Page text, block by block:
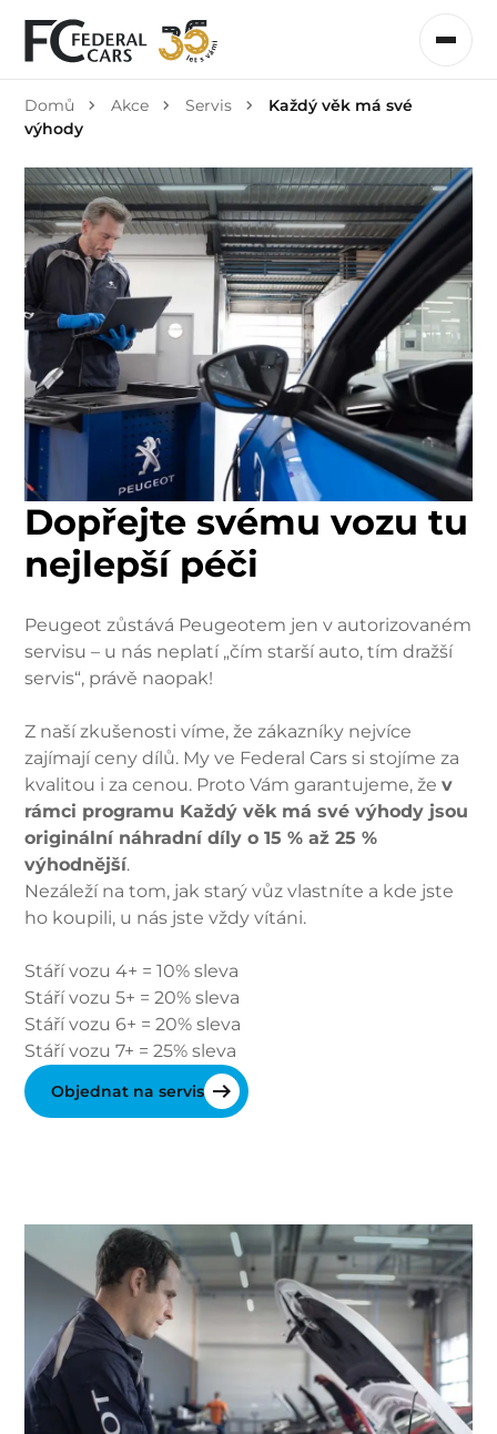
Domů Akce Servis
Každý věk má své
výhody
Dopřejte svému vozu tu
nejlepší péči
Peugeot zůstává Peugeotem jen v autorizovaném
servisu – u nás neplatí „čím starší auto, tím dražší
servis“, právě naopak!
Z naší zkušenosti víme, že zákazníky nejvíce
zajímají ceny dílů. My ve Federal Cars si stojíme za
kvalitou i za cenou. Proto Vám garantujeme, žev
rámci programu Každý věk má své výhody jsou
originální náhradní díly o 15 % až 25 %
výhodnější.
Nezáleží na tom, jak starý vůz vlastníte a kde jste
ho koupili, u nás jste vždy vítáni.
Stáří vozu 4+ = 10% sleva
Stáří vozu 5+ = 20% sleva
Stáří vozu 6+ = 20% sleva
Stáří vozu 7+ = 25% sleva
Objednat na servis